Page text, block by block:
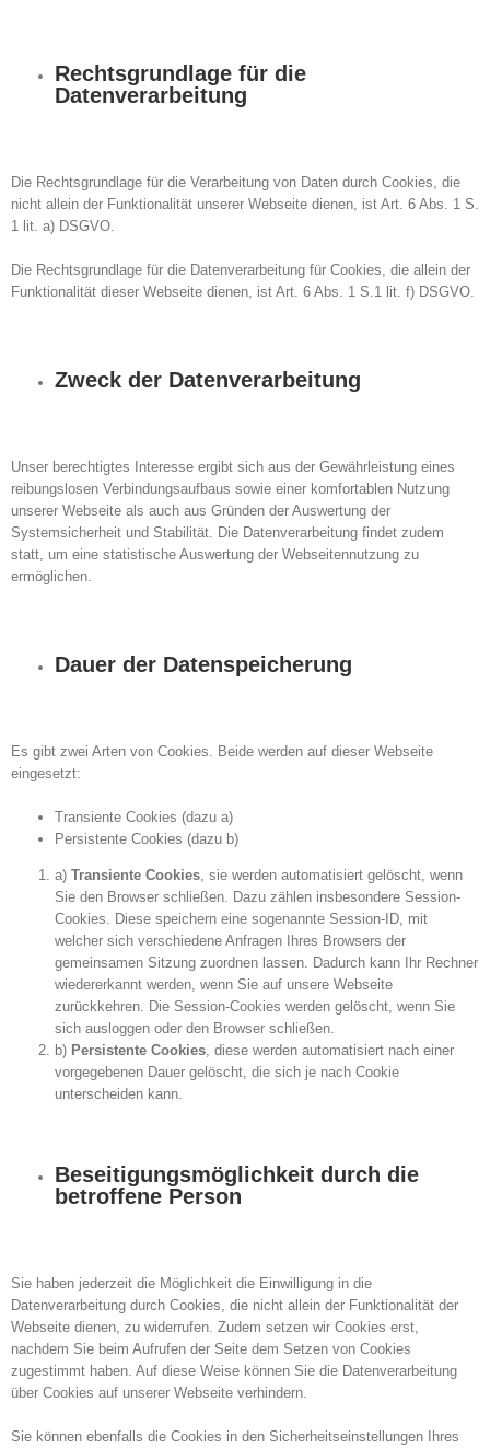
Rechtsgrundlage für die
Datenverarbeitung
Die Rechtsgrundlage für die Verarbeitung von Daten durch Cookies, die
nicht allein der Funktionalität unserer Webseite dienen, ist Art. 6 Abs. 1 S.
1 lit. a) DSGVO.
Die Rechtsgrundlage für die Datenverarbeitung für Cookies, die allein der
Funktionalität dieser Webseite dienen, ist Art. 6 Abs. 1 S.1 lit. f) DSGVO.
Zweck der Datenverarbeitung
Unser berechtigtes Interesse ergibt sich aus der Gewährleistung eines
reibungslosen Verbindungsaufbaus sowie einer komfortablen Nutzung
unserer Webseite als auch aus Gründen der Auswertung der
Systemsicherheit und Stabilität. Die Datenverarbeitung findet zudem
statt, um eine statistische Auswertung der Webseitennutzung zu
ermöglichen.
Dauer der Datenspeicherung
Es gibt zwei Arten von Cookies. Beide werden auf dieser Webseite
eingesetzt:
Transiente Cookies (dazu a)
Persistente Cookies (dazu b)
a) Transiente Cookies , sie werden automatisiert gelöscht, wenn
Sie den Browser schließen. Dazu zählen insbesondere Session-
Cookies. Diese speichern eine sogenannte Session-ID, mit
welcher sich verschiedene Anfragen Ihres Browsers der
gemeinsamen Sitzung zuordnen lassen. Dadurch kann Ihr Rechner
wiedererkannt werden, wenn Sie auf unsere Webseite
zurückkehren. Die Session-Cookies werden gelöscht, wenn Sie
sich ausloggen oder den Browser schließen.
b) Persistente Cookies , diese werden automatisiert nach einer
vorgegebenen Dauer gelöscht, die sich je nach Cookie
unterscheiden kann.
Beseitigungsmöglichkeit durch die
betroffene Person
Sie haben jederzeit die Möglichkeit die Einwilligung in die
Datenverarbeitung durch Cookies, die nicht allein der Funktionalität der
Webseite dienen, zu widerrufen. Zudem setzen wir Cookies erst,
nachdem Sie beim Aufrufen der Seite dem Setzen von Cookies
zugestimmt haben. Auf diese Weise können Sie die Datenverarbeitung
über Cookies auf unserer Webseite verhindern.
Sie können ebenfalls die Cookies in den Sicherheitseinstellungen Ihres